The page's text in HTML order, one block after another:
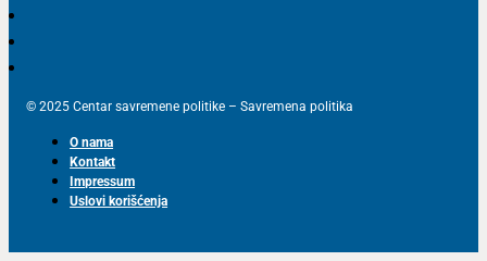
© 2025 Centar savremene politike – Savremena politika
O nama
Kontakt
Impressum
Uslovi korišćenja